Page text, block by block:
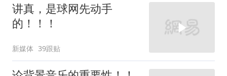
讲真，是球网先动手
的！！！
新媒体 39跟贴